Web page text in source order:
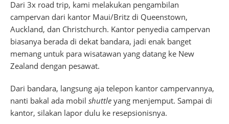
Dari 3x road trip, kami melakukan pengambilan
campervan dari kantor Maui/Britz di Queenstown,
Auckland, dan Christchurch. Kantor penyedia campervan
biasanya berada di dekat bandara, jadi enak banget
memang untuk para wisatawan yang datang ke New
Zealand dengan pesawat.
Dari bandara, langsung aja telepon kantor campervannya,
nanti bakal ada mobil shuttle yang menjemput. Sampai di
kantor, silakan lapor dulu ke resepsionisnya.